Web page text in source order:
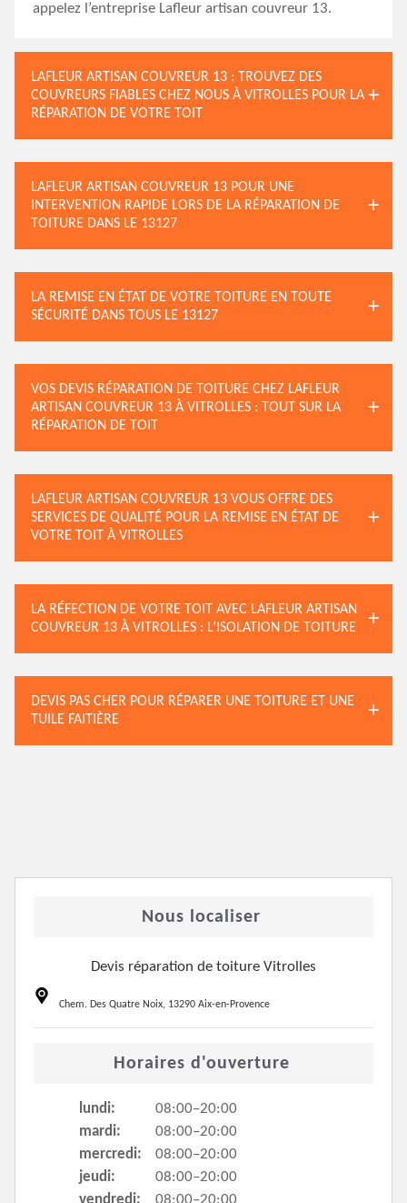
appelez l’entreprise Lafleur artisan couvreur 13.
LAFLEUR ARTISAN COUVREUR 13 : TROUVEZ DES
COUVREURS FIABLES CHEZ NOUS À VITROLLES POUR LA
RÉPARATION DE VOTRE TOIT
LAFLEUR ARTISAN COUVREUR 13 POUR UNE
INTERVENTION RAPIDE LORS DE LA RÉPARATION DE
TOITURE DANS LE 13127
LA REMISE EN ÉTAT DE VOTRE TOITURE EN TOUTE
SÉCURITÉ DANS TOUS LE 13127
VOS DEVIS RÉPARATION DE TOITURE CHEZ LAFLEUR
ARTISAN COUVREUR 13 À VITROLLES : TOUT SUR LA
RÉPARATION DE TOIT
LAFLEUR ARTISAN COUVREUR 13 VOUS OFFRE DES
SERVICES DE QUALITÉ POUR LA REMISE EN ÉTAT DE
VOTRE TOIT À VITROLLES
LA RÉFECTION DE VOTRE TOIT AVEC LAFLEUR ARTISAN
COUVREUR 13 À VITROLLES : L’ISOLATION DE TOITURE
DEVIS PAS CHER POUR RÉPARER UNE TOITURE ET UNE
TUILE FAITIÈRE
Nous localiser
Devis réparation de toiture Vitrolles
Chem. Des Quatre Noix, 13290 Aix-en-Provence
Horaires d'ouverture
lundi:
08:00–20:00
mardi:
08:00–20:00
mercredi:
08:00–20:00
jeudi:
08:00–20:00
vendredi:
08:00–20:00